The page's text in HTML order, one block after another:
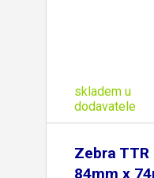
skladem u
dodavatele
Zebra TTR
84mm x